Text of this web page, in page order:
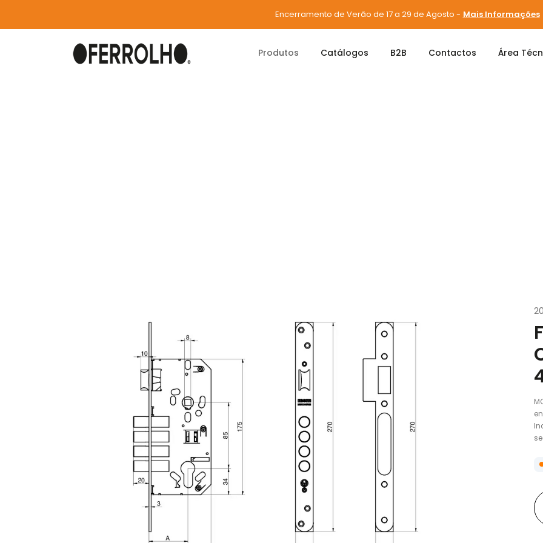
Encerramento de Verão de 17 a 29 de Agosto - Mais Informações
Produtos Catálogos B2B Contactos Área
Home Produtos Carpintaria FECH. 1 PONTO INOX C/CILINDRO 701M-4608A341